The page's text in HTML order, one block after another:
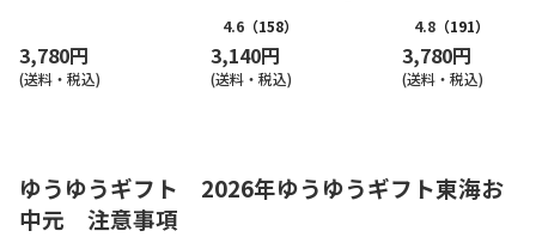
3,780円
(送料・税込)
4.6 （158）
3,140円
(送料・税込)
4.8 （191）
3,780円
(送料・税込)
ゆうゆうギフト 2026年ゆうゆうギフト東海お
中元 注意事項